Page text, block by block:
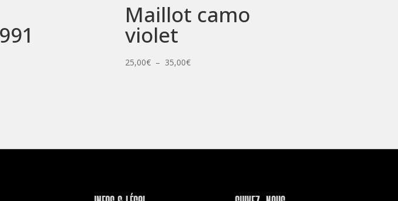
Maillot camo
violet
25,00€ – 35,00€Plage